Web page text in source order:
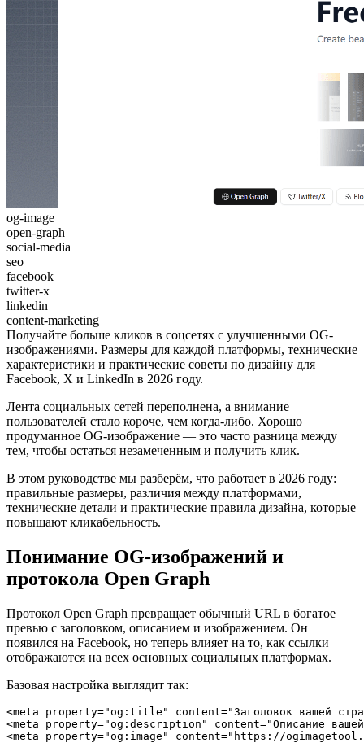
og-image
open-graph
social-media
seo
facebook
twitter-x
linkedin
content-marketing
Получайте больше кликов в соцсетях с улучшенными OG-
изображениями. Размеры для каждой платформы, технические
характеристики и практические советы по дизайну для
Facebook, X и LinkedIn в 2026 году.
Лента социальных сетей переполнена, а внимание
пользователей стало короче, чем когда-либо. Хорошо
продуманное OG-изображение — это часто разница между
тем, чтобы остаться незамеченным и получить клик.
В этом руководстве мы разберём, что работает в 2026 году:
правильные размеры, различия между платформами,
технические детали и практические правила дизайна, которые
повышают кликабельность.
Понимание OG-изображений и
протокола Open Graph
Протокол Open Graph превращает обычный URL в богатое
превью с заголовком, описанием и изображением. Он
появился на Facebook, но теперь влияет на то, как ссылки
отображаются на всех основных социальных платформах.
Базовая настройка выглядит так:
<meta property="og:title" content="Заголовок вашей
<meta property="og:description" content="Описание вашей
<meta property="og:image" content="https://